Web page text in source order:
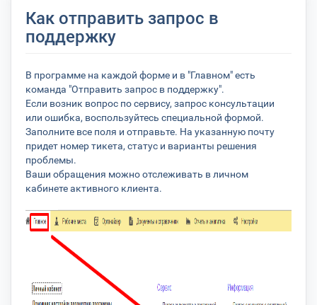
Как отправить запрос в
поддержку
В программе на каждой форме и в "Главном" есть
команда "Отправить запрос в поддержку".
Если возник вопрос по сервису, запрос консультации
или ошибка, воспользуйтесь специальной формой.
Заполните все поля и отправьте. На указанную почту
придет номер тикета, статус и варианты решения
проблемы.
Ваши обращения можно отслеживать в личном
кабинете активного клиента.